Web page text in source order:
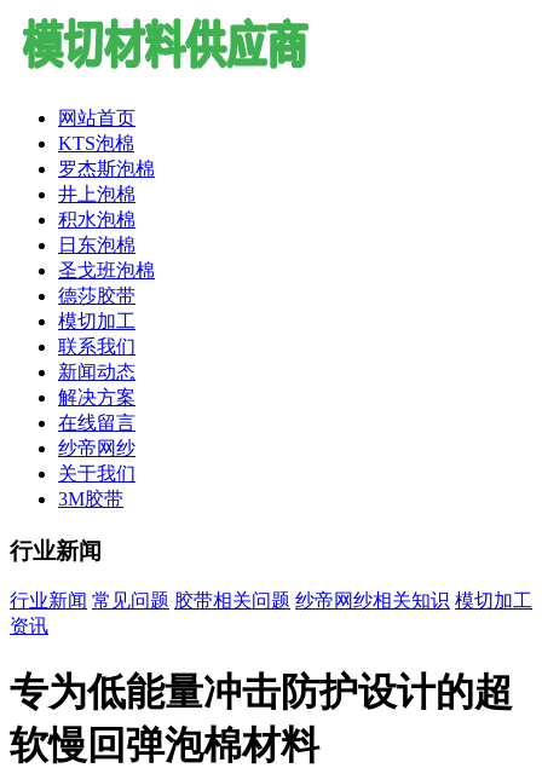
网站首页
KTS泡棉
罗杰斯泡棉
井上泡棉
积水泡棉
日东泡棉
圣戈班泡棉
德莎胶带
模切加工
联系我们
新闻动态
解决方案
在线留言
纱帝网纱
关于我们
3M胶带
行业新闻
行业新闻 常见问题 胶带相关问题 纱帝网纱相关知识 模切加工
资讯
专为低能量冲击防护设计的超
软慢回弹泡棉材料